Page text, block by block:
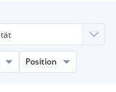
Position